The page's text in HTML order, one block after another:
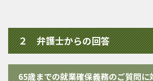
２ 弁護士からの回答
65歳までの就業確保義務のご質問に